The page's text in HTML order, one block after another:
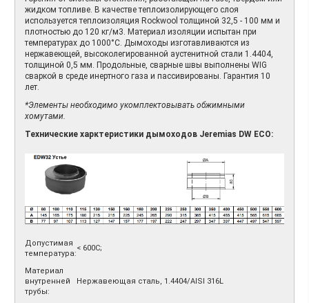
жидком топливе. В качестве теплоизолирующего слоя
используется теплоизоляция Rockwool толщиной 32,5 - 100 мм и
плотностью до 120 кг/м3. Материал изоляции испытан при
температурах до 1000°С. Дымоходы изготавливаются из
нержавеющей, высоколегированной аустенитной стали 1.4404,
толщиной 0,5 мм. Продольные, сварные швы выполнены WIG
сваркой в среде инертного газа и пассивированы. Гарантия 10
лет.
*Элементы необходимо укомплектовывать обжимными
хомутами.
Технические харктеристики дымоходов Jeremias DW ECO:
Допустимая
температура:
< 600С;
Материал
внутренней
трубы:
Нержавеющая сталь, 1.4404/AISI 316L